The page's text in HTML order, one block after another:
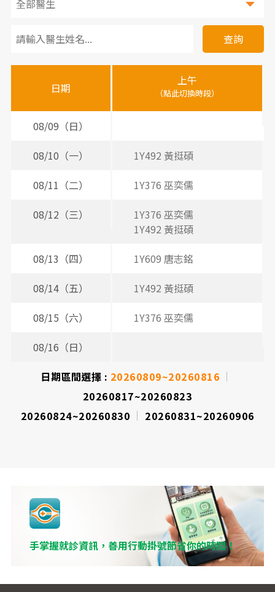
診
醫
時
查詢
日期
上午
（點此切換時段）
08/09（日）
08/10（一）
1Y492 黃挺碩
08/11（二）
1Y376 巫奕儒
08/12（三）
1Y376 巫奕儒
1Y492 黃挺碩
08/13（四）
1Y609 唐志銘
08/14（五）
1Y492 黃挺碩
08/15（六）
1Y376 巫奕儒
08/16（日）
日期區間選擇 : 20260809~20260816
20260817~20260823
20260824~20260830
20260831~20260906
手掌握就診資訊，善用行動掛號節省你的時間！